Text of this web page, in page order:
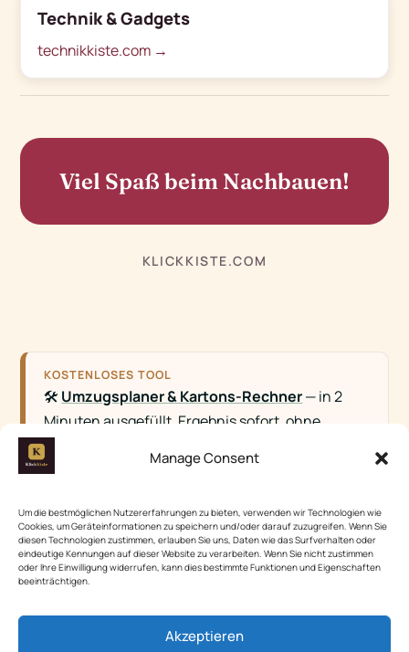
Manage Consent
Um die bestmöglichen Nutzererfahrungen zu bieten, verwenden wir Technologien wie
Cookies, um Geräteinformationen zu speichern und/oder darauf zuzugreifen. Wenn Sie
diesen Technologien zustimmen, erlauben Sie uns, Daten wie das Surfverhalten oder
eindeutige Kennungen auf dieser Website zu verarbeiten. Wenn Sie nicht zustimmen
oder Ihre Einwilligung widerrufen, kann dies bestimmte Funktionen und Eigenschaften
beeinträchtigen.
Akzeptieren
Technik & Gadgets
technikkiste.com →
Viel Spaß beim Nachbauen!
KLICKKISTE.COM
KOSTENLOSES TOOL
🛠️ Umzugsplaner & Kartons-Rechner— in 2
Minuten ausgefüllt, Ergebnis sofort, ohne
Anmeldung.
#Selbstgemachte Geschenke
GESCHRIEBEN VON
Ich bin Max, Wahl-Hamburger, Heimwerker aus
Leidenschaft und der Kopf hinter KlickKiste. Angefangen